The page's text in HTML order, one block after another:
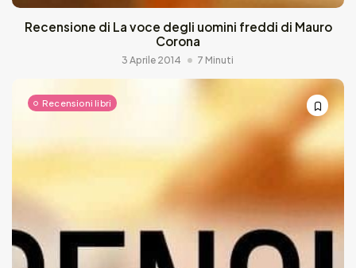
Recensione di La voce degli uomini freddi di Mauro
Corona
3 Aprile 2014 7 Minuti
Recensioni libri